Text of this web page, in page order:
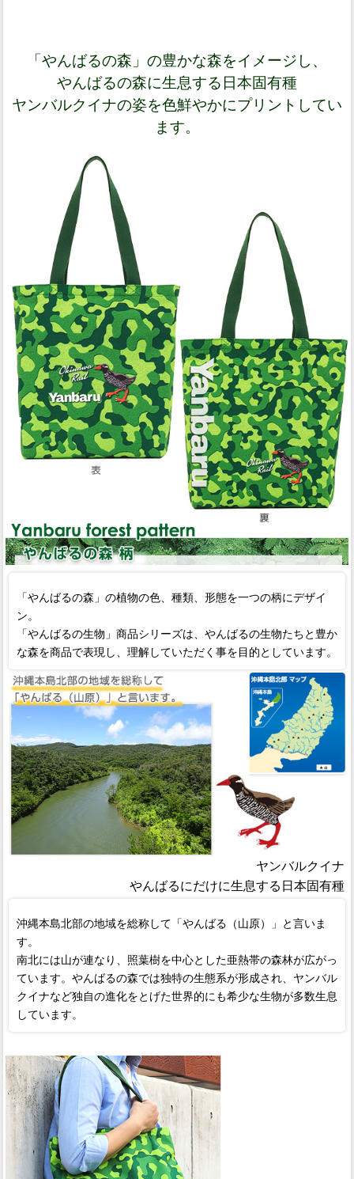
「やんばるの森」の豊かな森をイメージし、
やんばるの森に生息する日本固有種
ヤンバルクイナの姿を色鮮やかにプリントしてい
ます。
「やんばるの森」の植物の色、種類、形態を一つの柄にデザイ
ン。
「やんばるの生物」商品シリーズは、やんばるの生物たちと豊か
な森を商品で表現し、理解していただく事を目的としています。
ヤンバルクイナ
やんばるにだけに生息する日本固有種
沖縄本島北部の地域を総称して「やんばる（山原）」と言いま
す。
南北には山が連なり、照葉樹を中心とした亜熱帯の森林が広がっ
ています。やんばるの森では独特の生態系が形成され、ヤンバル
クイナなど独自の進化をとげた世界的にも希少な生物が多数生息
しています。